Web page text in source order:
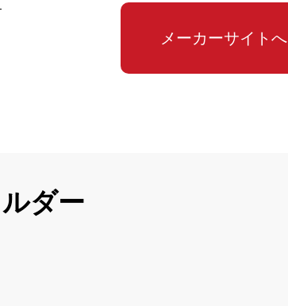
メーカーサイトへ
ルダー